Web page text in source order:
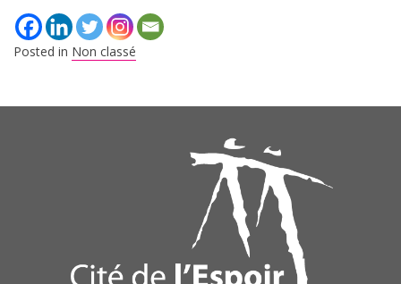
Posted in Non classé